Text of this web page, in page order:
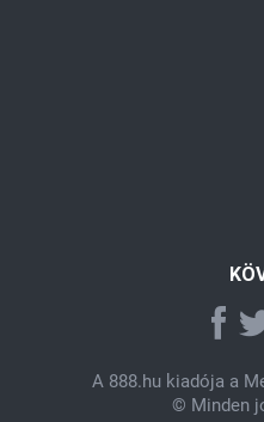
A 888.hukiadója a
© Minden